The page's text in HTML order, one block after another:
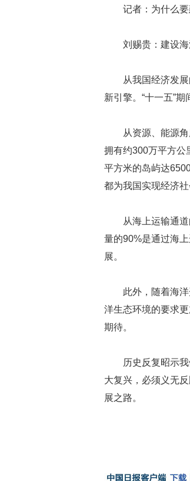
记者：为什么
刘赐贵：建设
从我国经济发
新引擎。“十一五”
从资源、能源
拥有约300万平方公
平方米的岛屿达
都为我国实现经济
从海上运输通
量的90%是通过海
展。
此外，随着海
洋生态环境的要求
期待。
历史反复昭示
大复兴，必须义无
展之路。